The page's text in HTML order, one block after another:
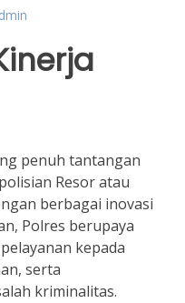
penuh tantangan
Resor atau
berbagai inovasi
Polres berupaya
kepada
serta
kriminalitas.